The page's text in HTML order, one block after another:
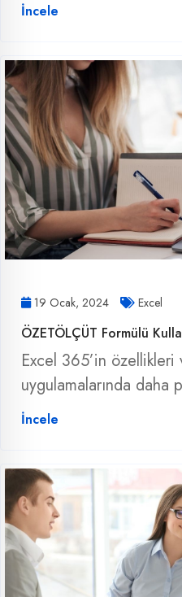
İncele
19 Ocak, 2024 Excel
ÖZETÖLÇÜT Formülü
Excel 365’in özellikleri
uygulamalarında daha
İncele